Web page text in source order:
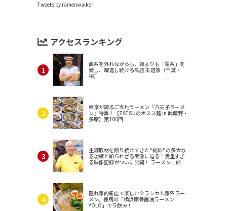
Tweets by ramenwalker
アクセスランキング
直系を外れながらも、誰よりも「家系」を
愛し、躍進し続ける名店 王道家（千葉・
柏）
東京が誇るご当地ラーメン『八王子ラーメ
ン』特集！【ZATSUのオスス麺 in 武蔵野・
多摩】第100回
生涯取材を断り続けてきた“総帥”の多大な
る功績と知られざる実像に迫る！貴重すぎ
る映像記録がついに公開！ ラーメン二郎
隠れ家的新店で楽しむクラシカル家系ラー
メン。練馬の「横浜豚骨醤油ラーメン
YOLO」でラ飲み！